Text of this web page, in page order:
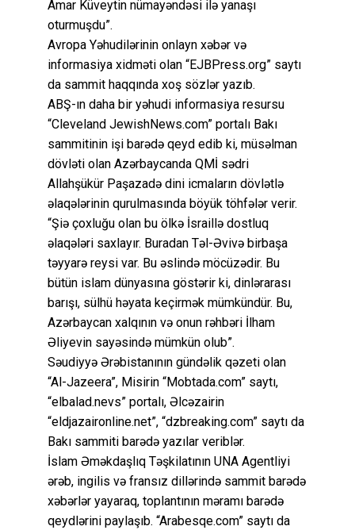
Amar Küveytin nümayəndəsi ilə yanaşı
oturmuşdu”.
Avropa Yəhudilərinin onlayn xəbər və
informasiya xidməti olan “EJBPress.org” saytı
da sammit haqqında xoş sözlər yazıb.
ABŞ-ın daha bir yəhudi informasiya resursu
“Cleveland JewishNews.com” portalı Bakı
sammitinin işi barədə qeyd edib ki, müsəlman
dövləti olan Azərbaycanda QMİ sədri
Allahşükür Paşazadə dini icmaların dövlətlə
əlaqələrinin qurulmasında böyük töhfələr verir.
“Şiə çoxluğu olan bu ölkə İsraillə dostluq
əlaqələri saxlayır. Buradan Təl-Əvivə birbaşa
təyyarə reysi var. Bu əslində möcüzədir. Bu
bütün islam dünyasına göstərir ki, dinlərarası
barışı, sülhü həyata keçirmək mümkündür. Bu,
Azərbaycan xalqının və onun rəhbəri İlham
Əliyevin sayəsində mümkün olub”.
Səudiyyə Ərəbistanının gündəlik qəzeti olan
“Al-Jazeera”, Misirin “Mobtada.com” saytı,
“elbalad.nevs” portalı, Əlcəzairin
“eldjazaironline.net”, “dzbreaking.com” saytı da
Bakı sammiti barədə yazılar veriblər.
İslam Əməkdaşlıq Təşkilatının UNA Agentliyi
ərəb, ingilis və fransız dillərində sammit barədə
xəbərlər yayaraq, toplantının məramı barədə
qeydlərini paylaşıb. “Arabesqe.com” saytı da